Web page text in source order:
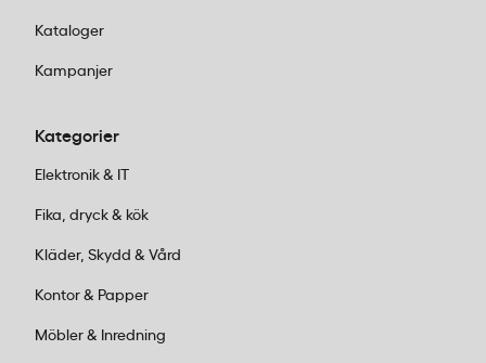
Kataloger
Kampanjer
Kategorier
Elektronik & IT
Fika, dryck & kök
Kläder, Skydd & Vård
Kontor & Papper
Möbler & Inredning